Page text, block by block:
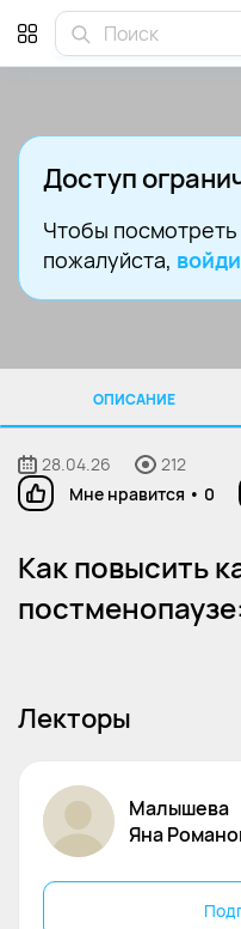
Доступ
Чтобы
пожалуйста,
ОПИСАНИЕ
28.04.26
212
Мне нравится • 0
Как повысить
Лекторы
Малышева
Яна